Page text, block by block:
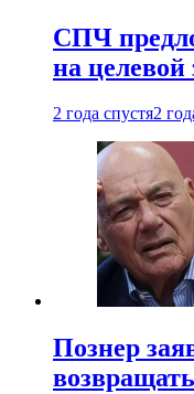
СПЧ
на целевой
2 года спустя2
Познер